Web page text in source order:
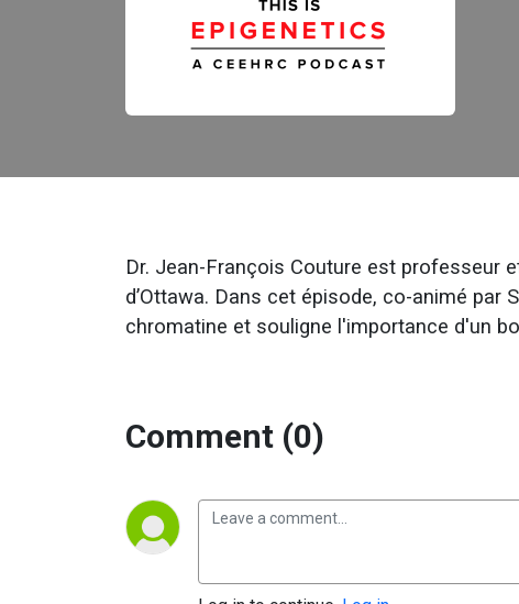
Dr. Jean-François Couture est professeur
d’Ottawa. Dans cet épisode, co-animé par
chromatine et souligne l'importance d'un
Comment (0)